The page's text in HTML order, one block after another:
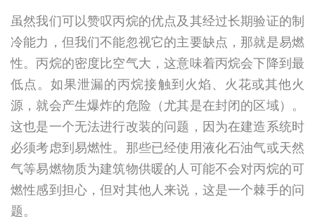
虽然我们可以赞叹丙烷的优点及其经过长期验证的制
冷能力，但我们不能忽视它的主要缺点，那就是易燃
性。丙烷的密度比空气大，这意味着丙烷会下降到最
低点。如果泄漏的丙烷接触到火焰、火花或其他火
源，就会产生爆炸的危险（尤其是在封闭的区域）。
这也是一个无法进行改装的问题，因为在建造系统时
必须考虑到易燃性。那些已经使用液化石油气或天然
气等易燃物质为建筑物供暖的人可能不会对丙烷的可
燃性感到担心，但对其他人来说，这是一个棘手的问
题。